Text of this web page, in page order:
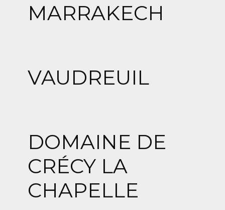
MARRAKECH
VAUDREUIL
DOMAINE DE
CRÉCY LA
CHAPELLE